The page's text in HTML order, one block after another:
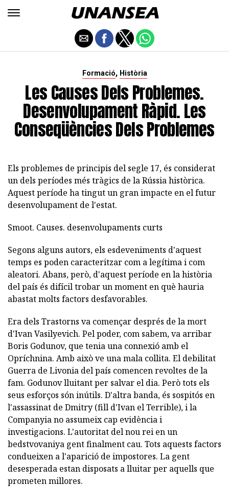
Formació, Història
Les Causes Dels Problemes.
Desenvolupament Ràpid. Les
Conseqüències Dels Problemes
Els problemes de principis del segle 17, és considerat
un dels períodes més tràgics de la Rússia històrica.
Aquest període ha tingut un gran impacte en el futur
desenvolupament de l'estat.
Smoot. Causes. desenvolupaments curts
Segons alguns autors, els esdeveniments d'aquest
temps es poden caracteritzar com a legítima i com
aleatori. Abans, però, d'aquest període en la història
del país és difícil trobar un moment en què hauria
abastat molts factors desfavorables.
Era dels Trastorns va començar després de la mort
d'Ivan Vasilyevich. Pel poder, com sabem, va arribar
Boris Godunov, que tenia una connexió amb el
Opríchnina. Amb això ve una mala collita. El debilitat
Guerra de Livonia del país comencen revoltes de la
fam. Godunov lluitant per salvar el dia. Però tots els
seus esforços són inútils. D'altra banda, és sospitós en
l'assassinat de Dmitry (fill d'Ivan el Terrible), i la
Companyia no assumeix cap evidència i
investigacions. L'autoritat del nou rei en un
bedstvovaniya gent finalment cau. Tots aquests factors
condueixen a l'aparició de impostores. La gent
desesperada estan disposats a lluitar per aquells que
prometen millores.